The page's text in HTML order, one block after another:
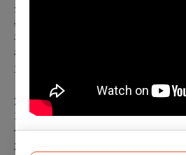
全票：每張240元
學生票：每張210元
平日日場票：每張170元
敬老愛心票：每張120元
單場票銷售期間：6/21（五）00：00起
注意事項：
1.電影片長超過150分鐘，各種票價
個別規定。
2.影展期間可於臺北市中山堂、光點